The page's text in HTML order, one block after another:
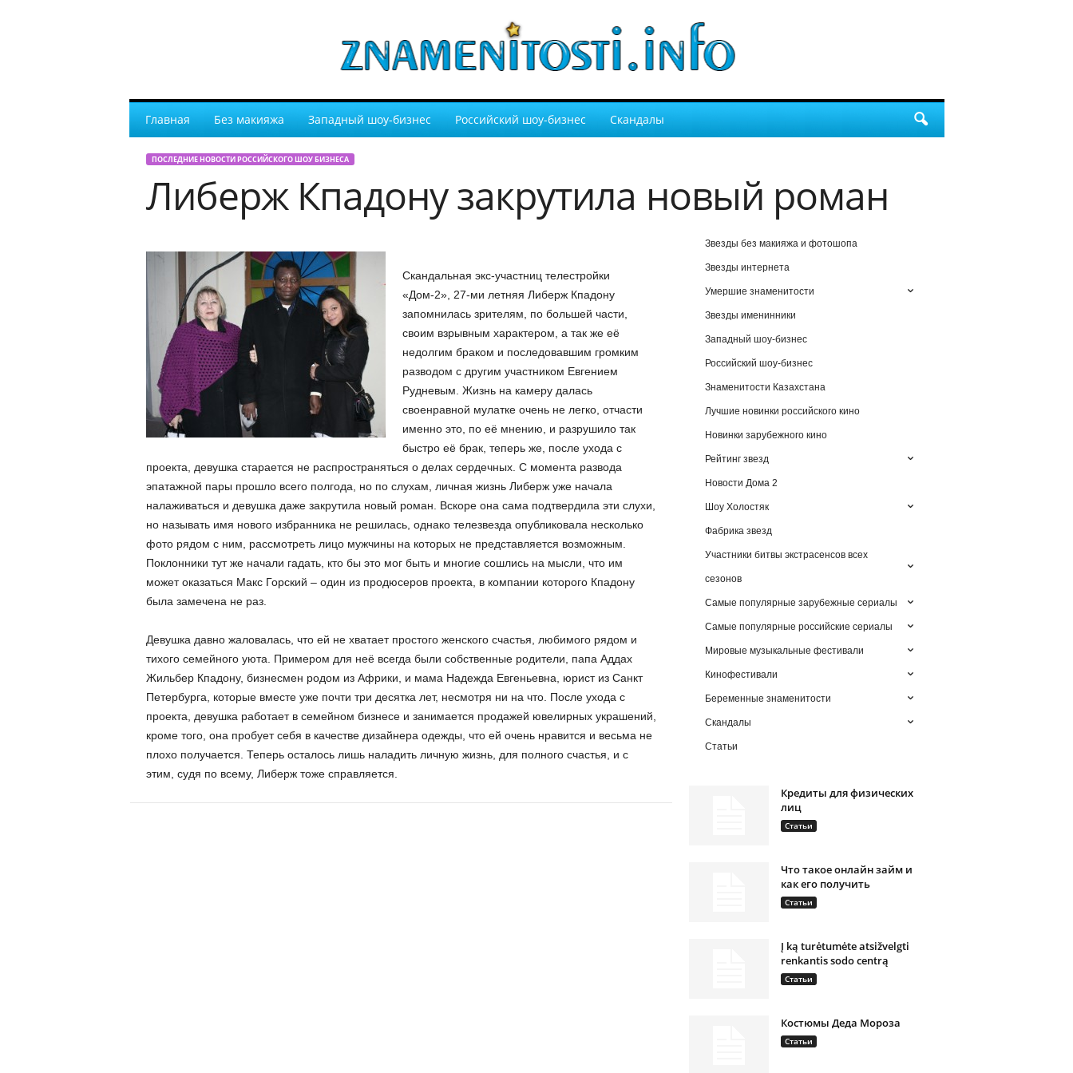
Главная Без макияжа Западный шоу-бизнес Российский шоу-бизнес Скандалы
ПОСЛЕДНИЕ НОВОСТИ РОССИЙСКОГО ШОУ БИЗНЕСА
Либерж Кпадону закрутила новый роман
Скандальная экс-участниц телестройки
«Дом-2», 27-ми летняя Либерж Кпадону
запомнилась зрителям, по большей части,
своим взрывным характером, а так же её
недолгим браком и последовавшим громким
разводом с другим участником Евгением
Рудневым. Жизнь на камеру далась
своенравной мулатке очень не легко, отчасти
именно это, по её мнению, и разрушило так
быстро её брак, теперь же, после ухода с
проекта, девушка старается не распространяться о делах сердечных. С момента развода
эпатажной пары прошло всего полгода, но по слухам, личная жизнь Либерж уже начала
налаживаться и девушка даже закрутила новый роман. Вскоре она сама подтвердила эти слухи,
но называть имя нового избранника не решилась, однако телезвезда опубликовала несколько
фото рядом с ним, рассмотреть лицо мужчины на которых не представляется возможным.
Поклонники тут же начали гадать, кто бы это мог быть и многие сошлись на мысли, что им
может оказаться Макс Горский – один из продюсеров проекта, в компании которого Кпадону
была замечена не раз.
Девушка давно жаловалась, что ей не хватает простого женского счастья, любимого рядом и
тихого семейного уюта. Примером для неё всегда были собственные родители, папа Аддах
Жильбер Кпадону, бизнесмен родом из Африки, и мама Надежда Евгеньевна, юрист из Санкт
Петербурга, которые вместе уже почти три десятка лет, несмотря ни на что. После ухода с
проекта, девушка работает в семейном бизнесе и занимается продажей ювелирных украшений,
кроме того, она пробует себя в качестве дизайнера одежды, что ей очень нравится и весьма не
плохо получается. Теперь осталось лишь наладить личную жизнь, для полного счастья, и с
этим, судя по всему, Либерж тоже справляется.
Звезды без макияжа и фотошопа
Звезды интернета
Умершие знаменитости
Звезды именинники
Западный шоу-бизнес
Российский шоу-бизнес
Знаменитости Казахстана
Лучшие новинки российского кино
Новинки зарубежного кино
Рейтинг звезд
Новости Дома 2
Шоу Холостяк
Фабрика звезд
Участники битвы экстрасенсов всех
сезонов
Самые популярные зарубежные сериалы
Самые популярные российские сериалы
Мировые музыкальные фестивали
Кинофестивали
Беременные знаменитости
Скандалы
Статьи
Кредиты для физических
лиц
Статьи
Что такое онлайн займ и
как его получить
Статьи
Į ką turėtumėte atsižvelgti
renkantis sodo centrą
Статьи
Костюмы Деда Мороза
Статьи